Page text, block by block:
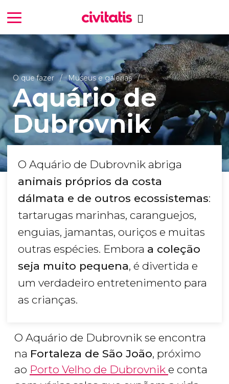
O que fazer Museus e galerias
Aquário de
Dubrovnik
O Aquário de Dubrovnik abriga
animais próprios da costa
dálmata e de outros ecossistemas:
tartarugas marinhas, caranguejos,
enguias, jamantas, ouriços e muitas
outras espécies. Embora a coleção
seja muito pequena, é divertida e
um verdadeiro entretenimento para
as crianças.
O Aquário de Dubrovnik se encontra
na Fortaleza de São João, próximo
ao Porto Velho de Dubrovnik e conta